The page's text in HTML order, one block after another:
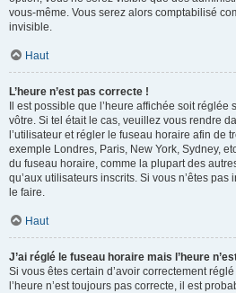
vous-même. Vous serez alors comptabilisé
invisible.
Haut
L’heure n’est pas correcte !
Il est possible que l’heure affichée soit
vôtre. Si tel était le cas, veuillez vous rendre
l’utilisateur et régler le fuseau horaire afin de
exemple Londres, Paris, New York, Sydney,
du fuseau horaire, comme la plupart des
qu’aux utilisateurs inscrits. Si vous n’êtes pas
le faire.
Haut
J’ai réglé le fuseau horaire mais l’heure
Si vous êtes certain d’avoir correctement
l’heure n’est toujours pas correcte, il est